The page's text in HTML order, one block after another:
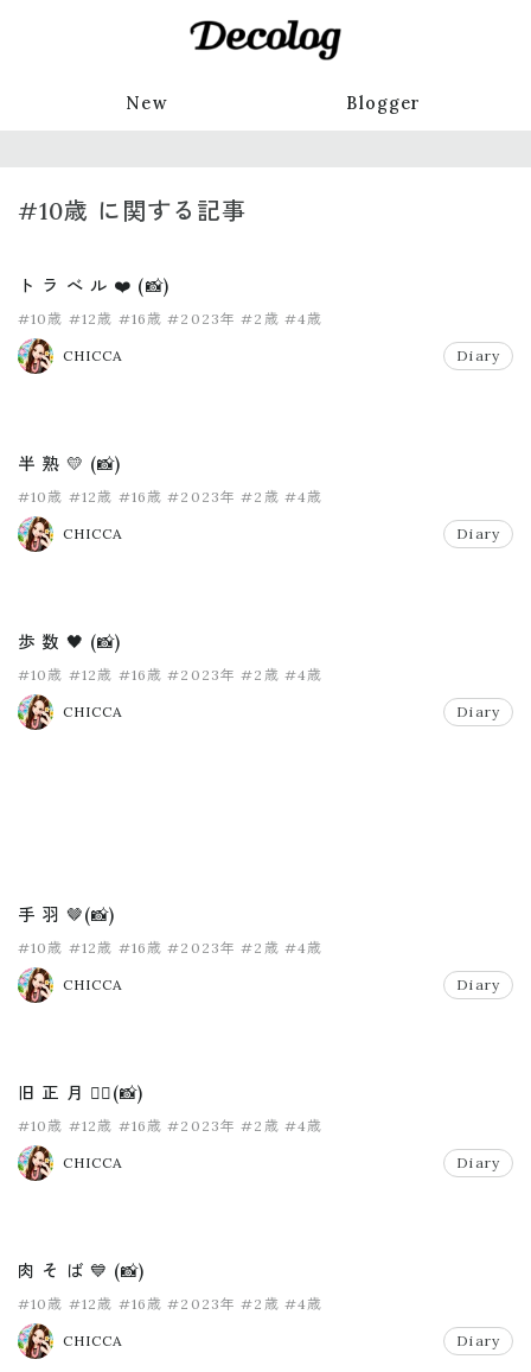
New Blogger
#10歳 に関する記事
ト ラ べ ル ❤️ (📸)
#10歳 #12歳 #16歳 #2023年 #2歳 #4歳
CHICCA Diary
半 熟 💛 (📸)
#10歳 #12歳 #16歳 #2023年 #2歳 #4歳
CHICCA Diary
歩 数 🖤 (📸)
#10歳 #12歳 #16歳 #2023年 #2歳 #4歳
CHICCA Diary
手 羽 🤎(📸)
#10歳 #12歳 #16歳 #2023年 #2歳 #4歳
CHICCA Diary
旧 正 月 ❤️‍🔥(📸)
#10歳 #12歳 #16歳 #2023年 #2歳 #4歳
CHICCA Diary
肉 そ ば 💙 (📸)
#10歳 #12歳 #16歳 #2023年 #2歳 #4歳
CHICCA Diary